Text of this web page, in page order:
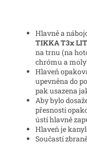
Hlavně a
TIKKA T3x
na trnu (na
chrómu a
Hlaveň
upevněna do
pak usazena
Aby bylo
přesnosti
ústí hlavně
Hlaveň je
Součastí